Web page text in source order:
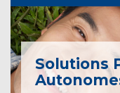
Solutions